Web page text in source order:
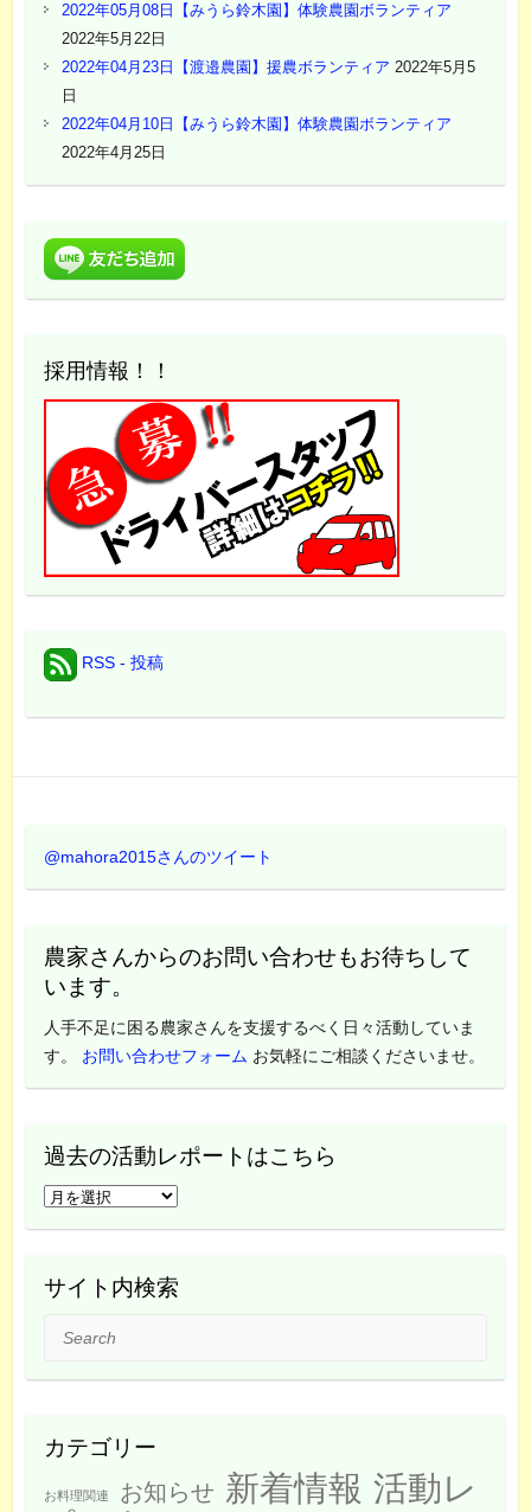
2022年05月08日【みうら鈴木園】体験農園ボランティア
2022年5月22日
2022年04月23日【渡邉農園】援農ボランティア 2022年5月5
日
2022年04月10日【みうら鈴木園】体験農園ボランティア
2022年4月25日
採用情報！！
RSS - 投稿
@mahora2015さんのツイート
農家さんからのお問い合わせもお待ちして
います。
人手不足に困る農家さんを支援するべく日々活動していま
す。 お問い合わせフォーム お気軽にご相談くださいませ。
過去の活動レポートはこちら
過
去
活
は
サイト内検索
Search
カテゴリー
お料理関連 お知らせ 新着情報 活動レ